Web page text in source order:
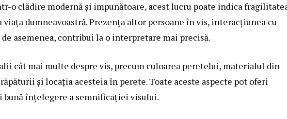
o clădire modernă și impunătoare, acest lucru poate indica
dumneavoastră. Prezența altor persoane în vis, interacțiunea cu
asemenea, contribui la o interpretare mai precisă.
cât mai multe despre vis, precum culoarea peretelui, materialul din
și locația acesteia în perete. Toate aceste aspecte pot oferi
înțelegere a semnificației visului.